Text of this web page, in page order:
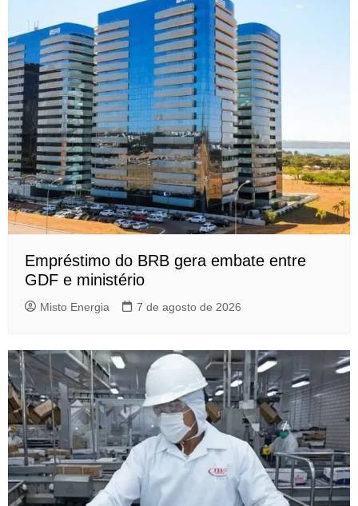
Empréstimo do BRB gera embate entre
GDF e ministério
Misto Energia 7 de agosto de 2026